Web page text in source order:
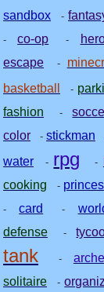
sandbox -
-co-op -
escape -
basketball -
fashion -
color - stickman
water - rpg -
cooking -
-card -
defense
-
tank -
solitaire -